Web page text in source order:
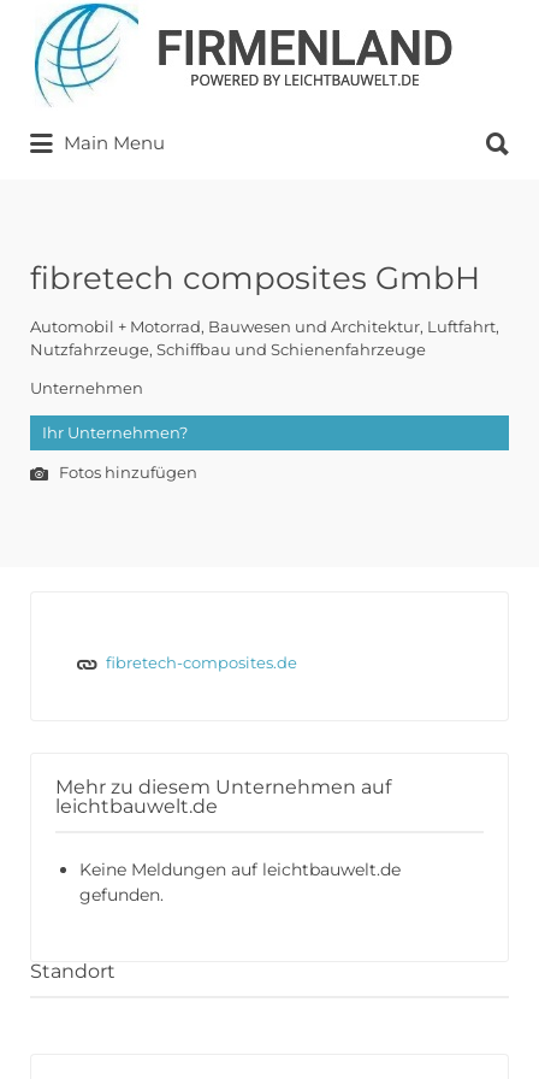
Suchen
nach:
Main Menu
nach:
fibretech composites GmbH
Automobil + Motorrad Bauwesen und Architektur Luftfahrt
Nutzfahrzeuge Schiffbau und Schienenfahrzeuge
Unternehmen
Ihr Unternehmen?
Fotos hinzufügen
fibretech-composites.de
Mehr zu diesem Unternehmen auf
leichtbauwelt.de
Keine Meldungen auf leichtbauwelt.de
gefunden.
Standort